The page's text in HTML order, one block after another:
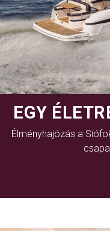
EGY
Élményhajózás a